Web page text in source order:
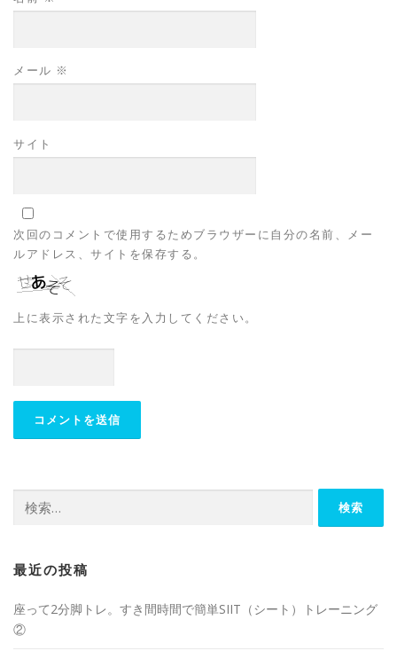
メール ※
サイト
次回のコメントで使用するためブラウザーに自分の名前、メー
ルアドレス、サイトを保存する。
上に表示された文字を入力してください。
最近の投稿
座って2分脚トレ。すき間時間で簡単SIIT（シート）トレーニング
②